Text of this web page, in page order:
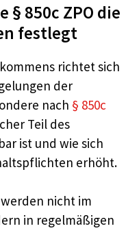
§ 850c ZPO die
festlegt
richtet sich
der
nach § 850c
Teil des
ist und wie sich
erhöht.
nicht im
in regelmäßigen